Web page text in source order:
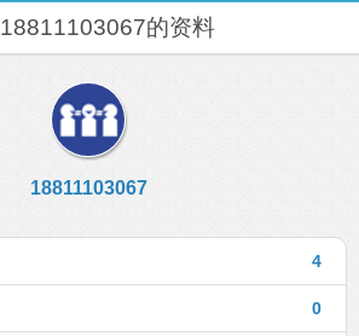
18811103067的资料
18811103067
4
0